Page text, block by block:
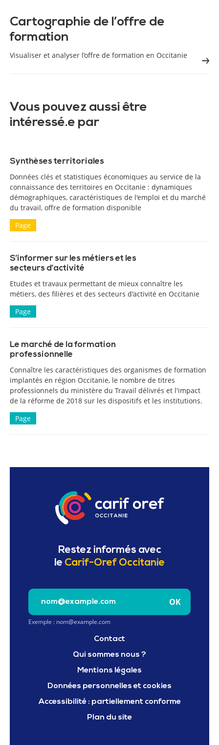
Cartographie de l’offre de
formation
Visualiser et analyser l’offre de formation en Occitanie
Vous pouvez aussi être
intéressé.e par
Synthèses territoriales
Données clés et statistiques économiques au service de la
connaissance des territoires en Occitanie : dynamiques
démographiques, caractéristiques de l'emploi et du marché
du travail, offre de formation disponible
Page
S’informer sur les métiers et les
secteurs d’activité
Etudes et travaux permettant de mieux connaître les
métiers, des filières et des secteurs d'activité en Occitanie
Page
Le marché de la formation
professionnelle
Connaître les caractéristiques des organismes de formation
implantés en région Occitanie, le nombre de titres
professionnels du ministère du Travail délivrés et l'impact
de la réforme de 2018 sur les dispositifs et les institutions.
Page
Restez informés avec
le Carif-Oref Occitanie
Saisissez votre e-mail pour vous inscrire à la
Exemple : nom@example.com
OK
Contact
Qui sommes nous ?
Mentions légales
Données personnelles et cookies
Accessibilité : partiellement conforme
Plan du site